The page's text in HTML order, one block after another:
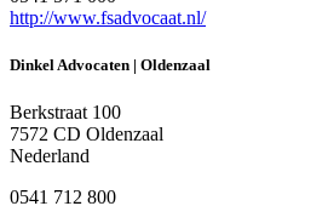
http://www.fsadvocaat.nl/
Dinkel Advocaten | Oldenzaal
Berkstraat 100
7572 CD Oldenzaal
Nederland
0541 712 800